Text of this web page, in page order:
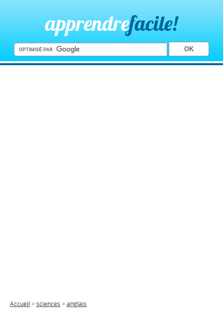
apprendrefacile!
Accueil > sciences > anglais